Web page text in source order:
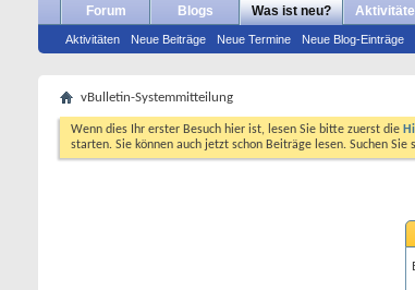
Forum Blogs Was ist neu?
Aktivitäten Neue Beiträge Neue Termine Neue Blog-Einträge
vBulletin-Systemmitteilung
Wenn dies Ihr erster Besuch hier ist, lesen Sie bitte zuerst die
starten. Sie können auch jetzt schon Beiträge lesen. Suchen